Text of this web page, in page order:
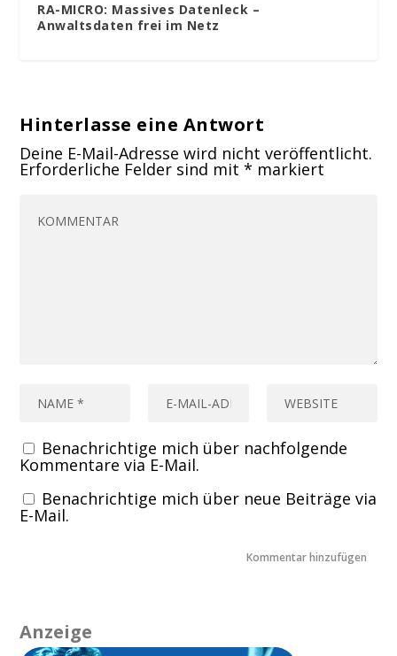
RA-MICRO: Massives Datenleck –
Anwaltsdaten frei im Netz
Hinterlasse eine Antwort
Deine E-Mail-Adresse wird nicht veröffentlicht.
Erforderliche Felder sind mit* markiert
Benachrichtige mich über nachfolgende
Kommentare via E-Mail.
Benachrichtige mich über neue Beiträge via
E-Mail.
Anzeige